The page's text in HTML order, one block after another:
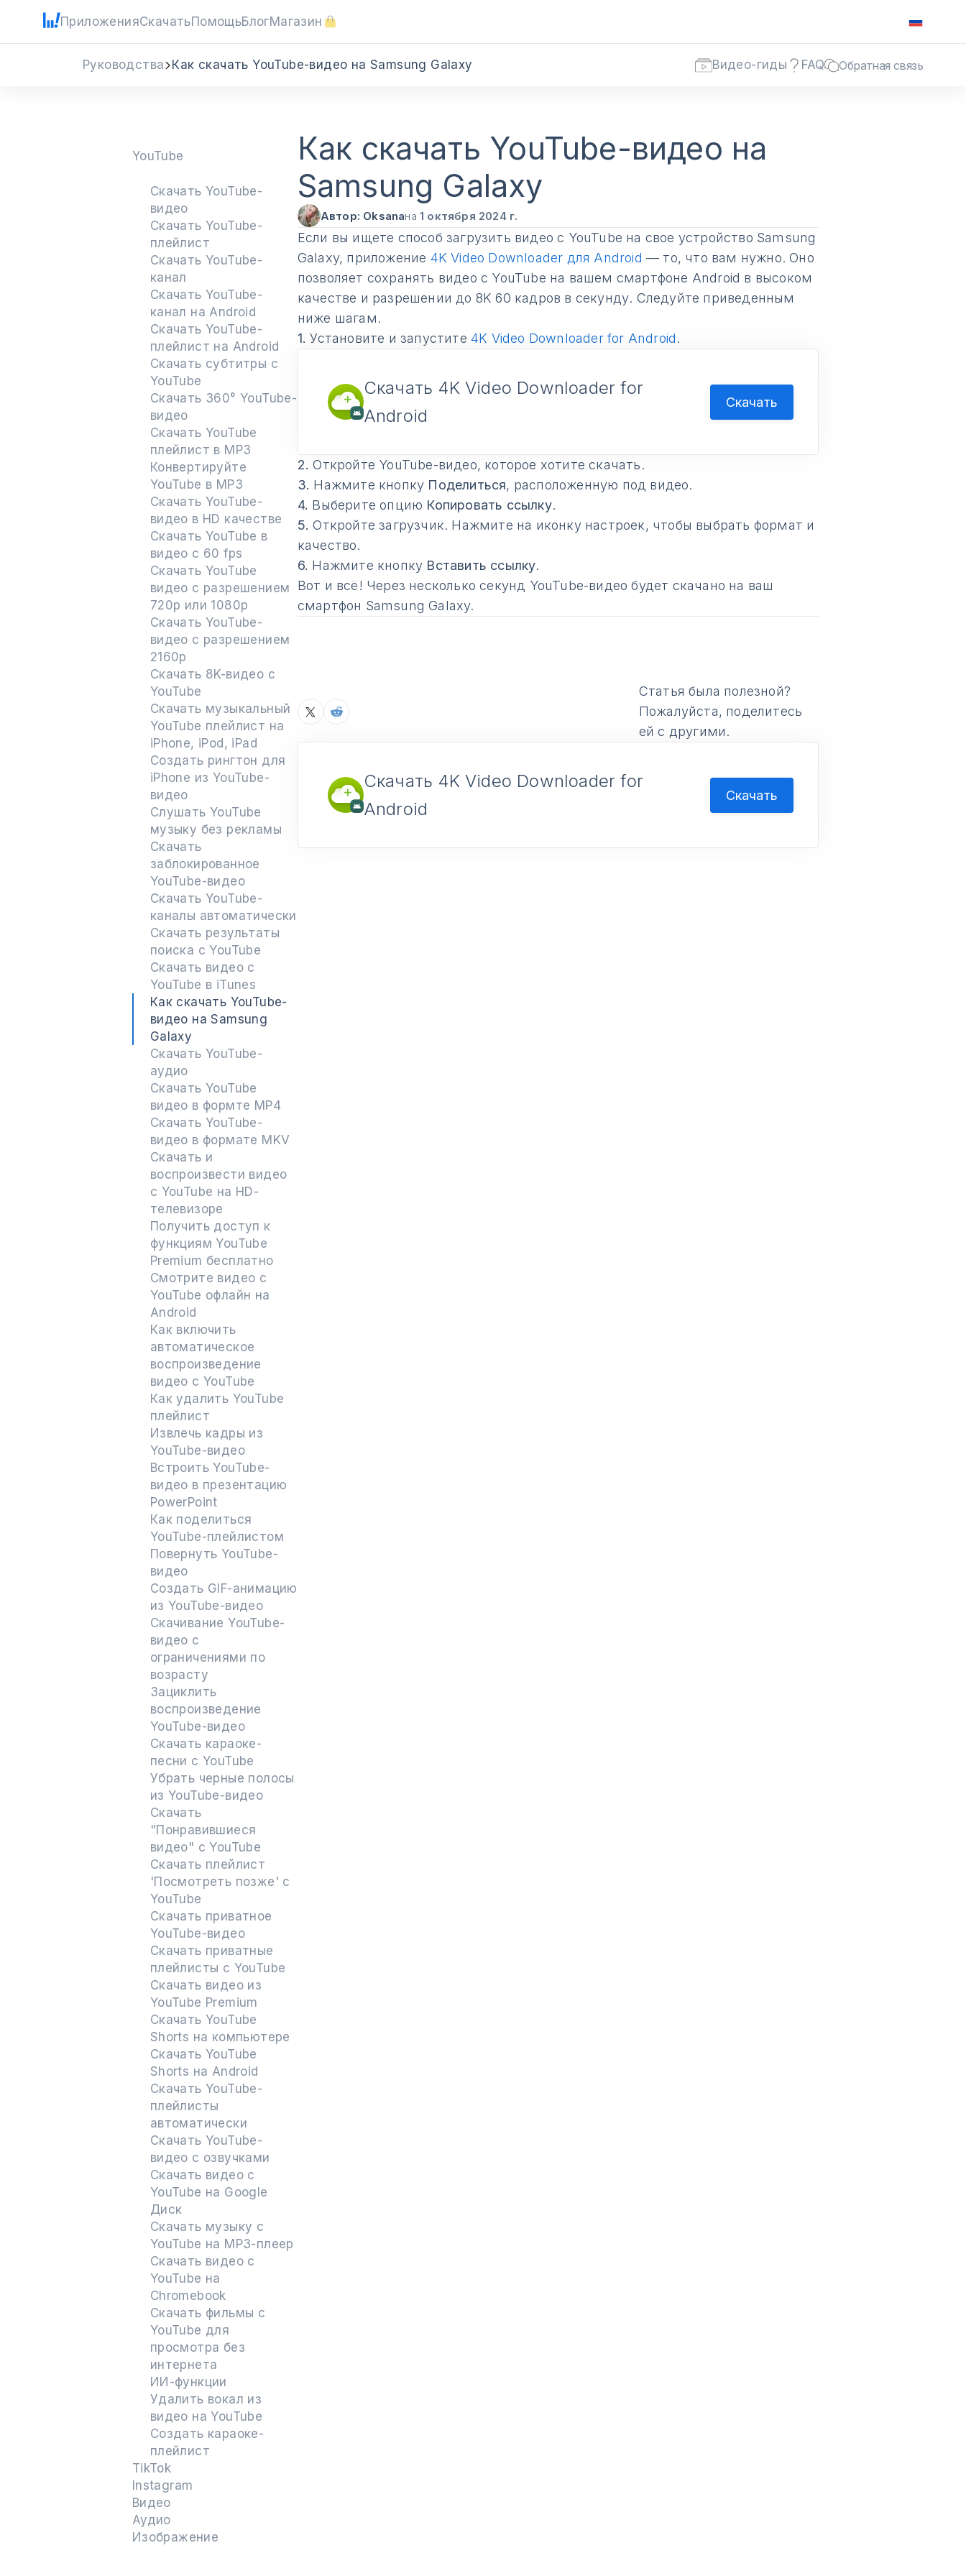
ПриложенияСкачатьПомощьБлогМагазин
Руководства Как скачать YouTube-видео на Samsung Galaxy Видео-гиды FAQ Обратная связь
YouTube
Скачать YouTube-
видео
Скачать YouTube-
плейлист
Скачать YouTube-
канал
Скачать YouTube-
канал на Android
Скачать YouTube-
плейлист на Android
Скачать субтитры с
YouTube
Скачать 360° YouTube-
видео
Скачать YouTube
плейлист в MP3
Конвертируйте
YouTube в MP3
Скачать YouTube-
видео в HD качестве
Скачать YouTube в
видео с 60 fps
Скачать YouTube
видео с разрешением
720p или 1080p
Скачать YouTube-
видео с разрешением
2160p
Скачать 8K-видео с
YouTube
Скачать музыкальный
YouTube плейлист на
iPhone, iPod, iPad
Создать рингтон для
iPhone из YouTube-
видео
Слушать YouTube
музыку без рекламы
Скачать
заблокированное
YouTube-видео
Скачать YouTube-
каналы автоматически
Скачать результаты
поиска с YouTube
Скачать видео с
YouTube в iTunes
Как скачать YouTube-
видео на Samsung
Galaxy
Скачать YouTube-
аудио
Скачать YouTube
видео в формте MP4
Скачать YouTube-
видео в формате MKV
Cкачать и
воспроизвести видео
с YouTube на HD-
телевизоре
Получить доступ к
функциям YouTube
Premium бесплатно
Смотрите видео с
YouTube офлайн на
Android
Как включить
автоматическое
воспроизведение
видео с YouTube
Как удалить YouTube
плейлист
Извлечь кадры из
YouTube-видео
Встроить YouTube-
видео в презентацию
PowerPoint
Как поделиться
YouTube-плейлистом
Повернуть YouTube-
видео
Создать GIF-анимацию
из YouTube-видео
Скачивание YouTube-
видео с
ограничениями по
возрасту
Зациклить
воспроизведение
YouTube-видео
Скачать караоке-
песни с YouTube
Убрать черные полосы
из YouTube-видео
Скачать
"Понравившиеся
видео" с YouTube
Скачать плейлист
'Посмотреть позже' с
YouTube
Скачать приватное
YouTube-видео
Скачать приватные
плейлисты с YouTube
Скачать видео из
YouTube Premium
Скачать YouTube
Shorts на компьютере
Скачать YouTube
Shorts на Android
Скачать YouTube-
плейлисты
автоматически
Скачать YouTube-
видео с озвучками
Скачать видео с
YouTube на Google
Диск
Скачать музыку с
YouTube на MP3-плеер
Скачать видео с
YouTube на
Chromebook
Скачать фильмы с
YouTube для
просмотра без
интернета
ИИ-функции
Удалить вокал из
видео на YouTube
Создать караоке-
плейлист
TikTok
Instagram
Видео
Аудио
Изображение
Как скачать YouTube-видео на
Samsung Galaxy
Автор: Oksanaна1 октября 2024 г.
Если вы ищете способ загрузить видео с YouTube на свое устройство Samsung
Galaxy, приложение 4K Video Downloader для Android — то, что вам нужно. Оно
позволяет сохранять видео с YouTube на вашем смартфоне Android в высоком
качестве и разрешении до 8K 60 кадров в секунду. Следуйте приведенным
ниже шагам.
1. Установите и запустите4K Video Downloader for Android.
Скачать 4K Video Downloader for
Android
Скачать
2. Откройте YouTube-видео, которое хотите скачать.
3. Нажмите кнопку Поделиться, расположенную под видео.
4. Выберите опцию Копировать ссылку.
5. Откройте загрузчик. Нажмите на иконку настроек, чтобы выбрать формат и
качество.
6. Нажмите кнопку Вставить ссылку.
Вот и всё! Через несколько секунд YouTube-видео будет скачано на ваш
смартфон Samsung Galaxy.
Статья была полезной?
Пожалуйста, поделитесь
ей с другими.
Скачать 4K Video Downloader for
Android
Скачать